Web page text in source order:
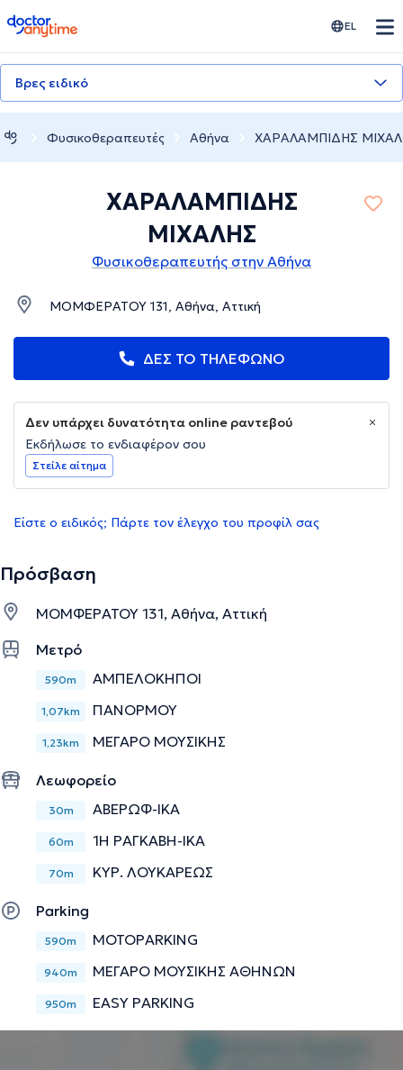
doctoranytime EL
Βρες ειδικό
Φυσικοθεραπευτές Αθήνα ΧΑΡΑΛΑΜΠΙΔΗΣ
ΧΑΡΑΛΑΜΠΙΔΗΣ
ΜΙΧΑΛΗΣ
Φυσικοθεραπευτής στην Αθήνα
ΜΟΜΦΕΡΑΤΟΥ 131, Αθήνα, Αττική
ΔΕΣ ΤΟ ΤΗΛΕΦΩΝΟ
Δεν υπάρχει δυνατότητα online ραντεβού
Εκδήλωσε το ενδιαφέρον σου
Στείλε αίτημα
Είστε ο ειδικός; Πάρτε τον έλεγχο του προφίλ σας
Πρόσβαση
ΜΟΜΦΕΡΑΤΟΥ 131, Αθήνα, Αττική
Μετρό
590m ΑΜΠΕΛΟΚΗΠΟΙ
1,07km ΠΑΝΟΡΜΟΥ
1,23km ΜΕΓΑΡΟ ΜΟΥΣΙΚΗΣ
Λεωφορείο
30m ΑΒΕΡΩΦ-ΙΚΑ
60m 1Η ΡΑΓΚΑΒΗ-ΙΚΑ
70m ΚΥΡ. ΛΟΥΚΑΡΕΩΣ
Parking
590m MOTOPARKING
940m ΜΕΓΑΡΟ ΜΟΥΣΙΚΗΣ ΑΘΗΝΩΝ
950m EASY PARKING